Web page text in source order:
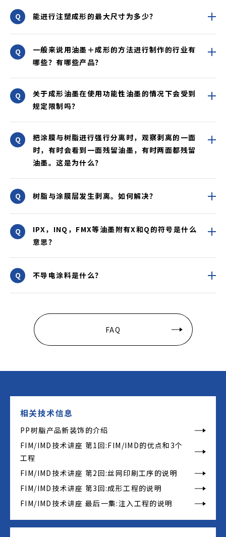
能进行注塑成形的最大尺寸为多少？
一般来说用油墨＋成形的方法进行制作的行业有
哪些？有哪些产品？
关于成形油墨在使用功能性油墨的情况下会受到
规定限制吗？
把涂膜与树脂进行强行分离时，观察剥离的一面
时，有时会看到一面残留油墨，有时两面都残留
油墨。这是为什么？
树脂与涂膜层发生剥离。如何解决？
IPX，INQ，FMX等油墨附有X和Q的符号是什么
意思？
不导电涂料是什么？
FAQ
相关技术信息
PP树脂产品新装饰的介绍
FIM/IMD技术讲座 第1回:FIM/IMD的优点和3个
工程
FIM/IMD技术讲座 第2回:丝网印刷工序的说明
FIM/IMD技术讲座 第3回:成形工程的说明
FIM/IMD技术讲座 最后一集:注入工程的说明